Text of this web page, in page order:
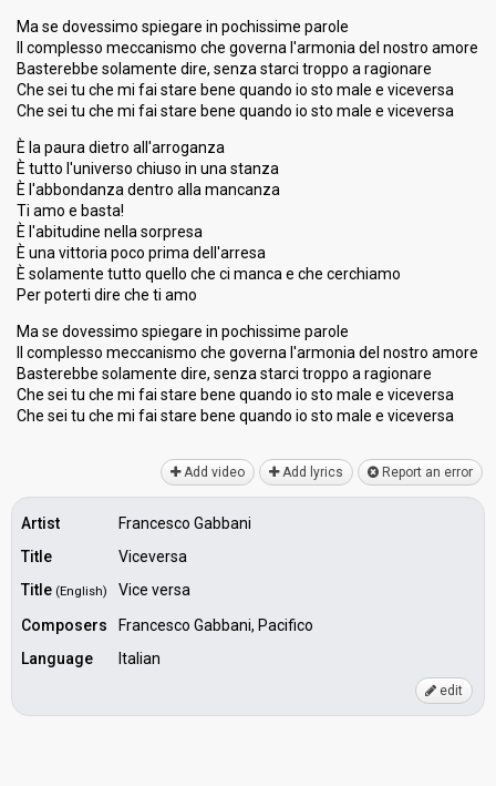
Ma se dovessimo spiegare in pochissime parole
Il complesso meccanismo che governa l'armonia del nostro amore
Basterebbe solamente dire, senza starci troppo a ragionare
Che sei tu che mi fai stare bene quando io sto male e viceversa
Che sei tu che mi fai stare bene quando io sto male e viceversa
È la paura dietro all'arroganza
È tutto l'universo chiuso in una stanza
È l'abbondanza dentro alla mancanza
Ti amo e basta!
È l'abitudine nella sorpresa
È una vittoria poco prima dell'arresa
È solamente tutto quello che ci manca e che cerchiamo
Per poterti dire che ti amo
Ma se dovessimo spiegare in pochissime parole
Il complesso meccanismo che governa l'armonia del nostro amore
Basterebbe solamente dire, senza starci troppo a ragionare
Che sei tu che mi fai stare bene quando io sto male e viceversa
Che sei tu che mi fai stare bene quando io sto male e viceverѕа
Add video Add lyrics Report an error
Artist
Francesco Gabbani
Title
Viceversa
Title (English)
Vice versa
Composers
Francesco Gabbani, Pacifico
Language
Italian
edit